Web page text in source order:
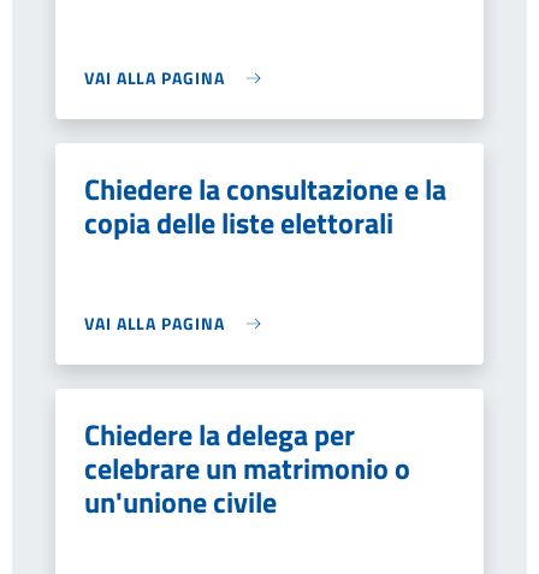
VAI ALLA PAGINA
Chiedere la consultazione e la
copia delle liste elettorali
VAI ALLA PAGINA
Chiedere la delega per
celebrare un matrimonio o
un'unione civile